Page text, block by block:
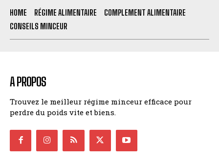
HOME RÉGIME ALIMENTAIRE
COMPLEMENT ALIMENTAIRE
CONSEILS MINCEUR
A PROPOS
Trouvez le meilleur régime minceur efficace pour
perdre du poids vite et biens.